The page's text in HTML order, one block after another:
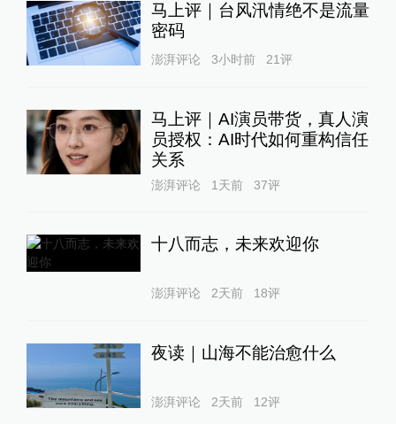
马上评｜台风汛情绝不是流量
密码
澎湃评论 3小时前 21评
马上评｜AI演员带货，真人演
员授权：AI时代如何重构信任
关系
澎湃评论 1天前 37评
十八而志，未来欢迎你
澎湃评论 2天前 18评
夜读｜山海不能治愈什么
澎湃评论 2天前 12评